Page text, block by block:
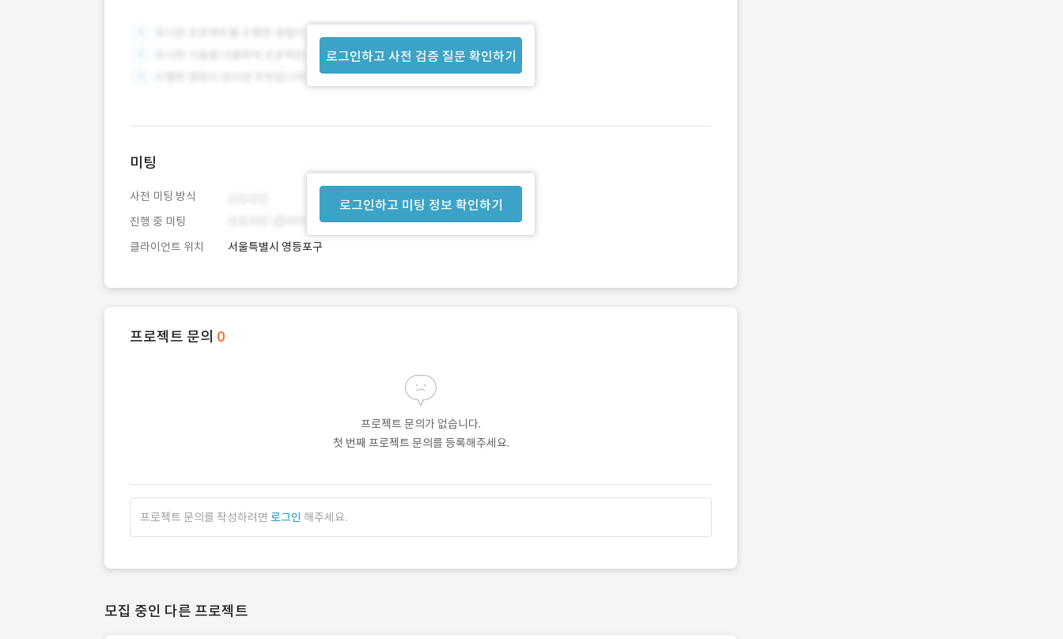
로그인하고 사전 검증 질문 확인하기
로그인하고 미팅 정보 확인하기
미팅
사전 미팅 방식
진행 중 미팅
클라이언트 위치
서울특별시 영등포구
프로젝트 문의 0
프로젝트 문의가 없습니다.
첫 번째 프로젝트 문의를 등록해주세요.
프로젝트 문의를 작성하려면 로그인 해주세요.
모집 중인 다른 프로젝트